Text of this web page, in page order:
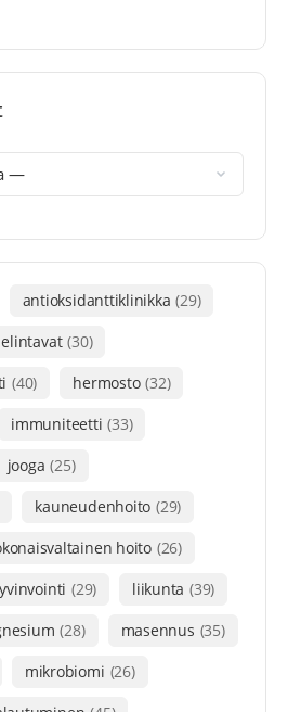
antioksidanttiklinikka (29)
elintavat (30)
(40) hermosto (32)
immuniteetti (33)
jooga (25)
kauneudenhoito (29)
hoito (26)
(29) liikunta (39)
(28) masennus (35)
mikrobiomi (26)